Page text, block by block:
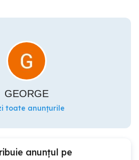
GEORGE
toate anunțurile
anunțul pe